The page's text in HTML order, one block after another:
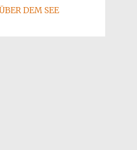
DEM SEE